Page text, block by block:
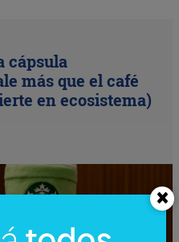
cápsula
más que el café
en ecosistema)